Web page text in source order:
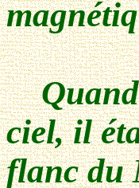
ciel, il
flanc du